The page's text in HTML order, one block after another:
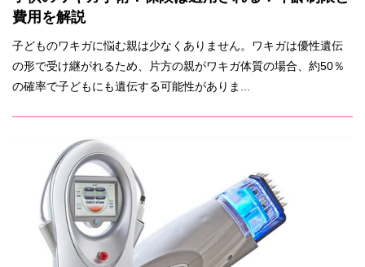
費用を解説
子どものワキガに悩む親は少なくありません。ワキガは優性遺伝
の形で受け継がれるため、片方の親がワキガ体質の場合、約50％
の確率で子どもにも遺伝する可能性がありま...